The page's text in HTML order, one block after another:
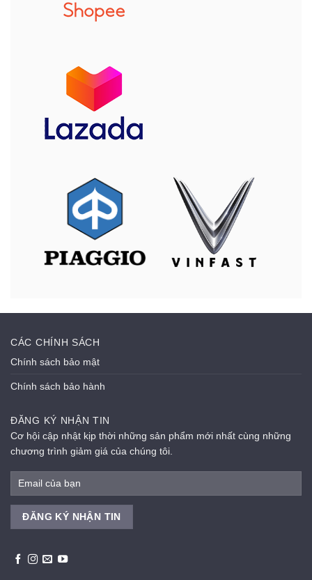
CÁC CHÍNH SÁCH
Chính sách bảo mật
Chính sách bảo hành
ĐĂNG KÝ NHẬN TIN
Cơ hội cập nhật kịp thời những sản phẩm mới nhất cùng những
chương trình giảm giá của chúng tôi.